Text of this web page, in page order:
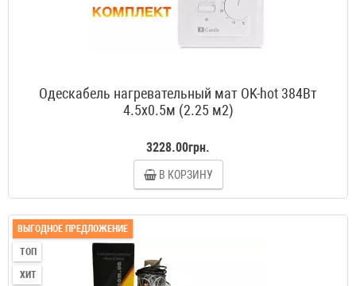
Одескабель нагревательный мат OK-hot 384Вт
4.5x0.5м (2.25 м2)
3228.00грн.
В КОРЗИНУ
ВЫГОДНОЕ ПРЕДЛОЖЕНИЕ
ТОП
ХИТ